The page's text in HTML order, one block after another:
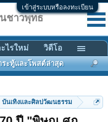
เข้าสู่ระบบหรือลงทะเบียน
บันเทิงและศิลปวัฒนธรรม
ชาวพุทธ
ระทู้และโพสต์ล่าสุด
ไรใหม่ วิดีโอ